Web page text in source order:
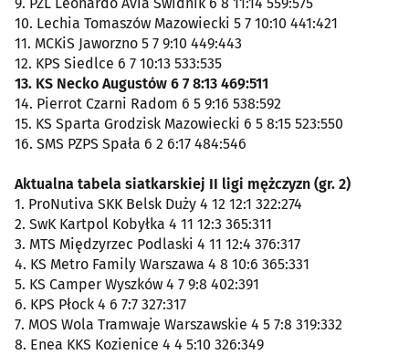
10. Lechia Tomaszów Mazowiecki 5 7 10:10 441:421
11. MCKiS Jaworzno 5 7 9:10 449:443
12. KPS Siedlce 6 7 10:13 533:535
13. KS Necko Augustów 6 7 8:13 469:511
14. Pierrot Czarni Radom 6 5 9:16 538:592
15. KS Sparta Grodzisk Mazowiecki 6 5 8:15 523:550
16. SMS PZPS Spała 6 2 6:17 484:546
Aktualna tabela siatkarskiej II ligi mężczyzn (gr. 2)
1. ProNutiva SKK Belsk Duży 4 12 12:1 322:274
2. SwK Kartpol Kobyłka 4 11 12:3 365:311
3. MTS Międzyrzec Podlaski 4 11 12:4 376:317
4. KS Metro Family Warszawa 4 8 10:6 365:331
5. KS Camper Wyszków 4 7 9:8 402:391
6. KPS Płock 4 6 7:7 327:317
7. MOS Wola Tramwaje Warszawskie 4 5 7:8 319:332
8. Enea KKS Kozienice 4 4 5:10 326:349